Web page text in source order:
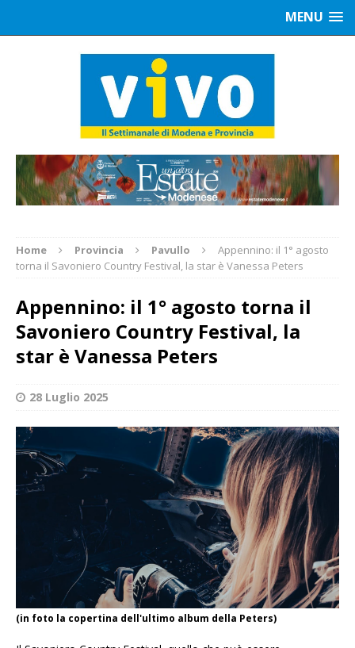
MENU
Home Provincia Pavullo
Appennino: il 1° agosto
torna il Savoniero Country Festival, la star è Vanessa Peters
Appennino: il 1° agosto torna il
Savoniero Country Festival, la
star è Vanessa Peters
28 Luglio 2025
(in foto la copertina dell'ultimo album della Peters)